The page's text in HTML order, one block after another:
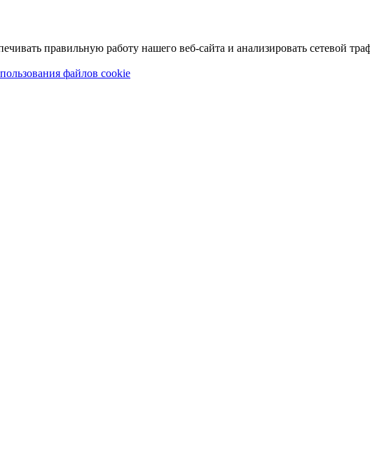
правильную работу нашего веб-сайта и анализировать сетевой
файлов cookie